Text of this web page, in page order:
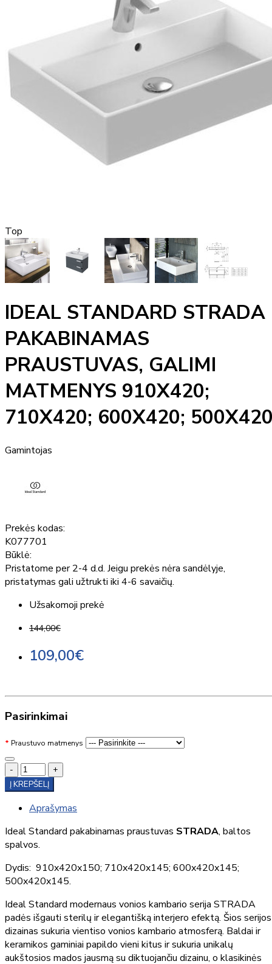
Top
IDEAL STANDARD STRADA
PAKABINAMAS
PRAUSTUVAS, GALIMI
MATMENYS 910X420;
710X420; 600X420;
Gamintojas
Prekės kodas:
K077701
Būklė:
Pristatome per 2-4 d.d. Jeigu prekės nėra sandėlyje,
pristatymas gali užtrukti iki 4-6 savaičių.
Užsakomoji prekė
144,00€
109,00€
Pasirinkimai
Praustuvo matmenys
-
+
Į KREPŠELĮ
Aprašymas
Ideal Standard pakabinamas praustuvas STRADA, baltos
spalvos.
Dydis: 910x420x150; 710x420x145; 600x420x145;
500x420x145.
Ideal Standard modernaus vonios kambario serija STRADA
padės išgauti sterilų ir elegantišką interjero efektą. Šios serijos
dizainas sukuria vientiso vonios kambario atmosferą. Baldai ir
keramikos gaminiai papildo vieni kitus ir sukuria unikalų
aukštosios mados jausmą su diktuojančiu dizainu, o klasikinės